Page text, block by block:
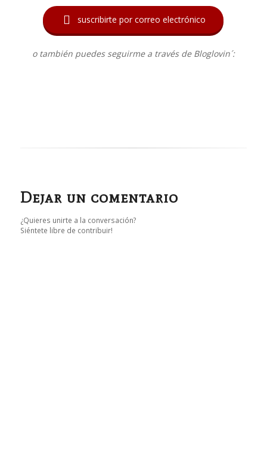
 suscribirte por correo electrónico
o también puedes seguirme a través de Bloglovin´:
Dejar un comentario
¿Quieres unirte a la conversación?
Siéntete libre de contribuir!